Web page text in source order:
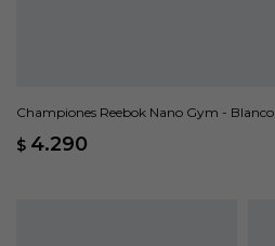
Championes Reebok Nano Gym - Blanco
$ 4.290